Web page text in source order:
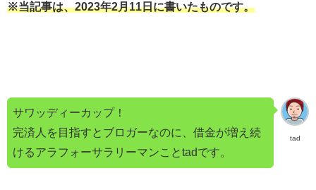
※当記事は、2023年2月11日に書いたものです。
tad
サワッディーカップ！
完済人を目指すとブロガーなのに、借金が増え続
けるアラフォーサラリーマンことtadです。